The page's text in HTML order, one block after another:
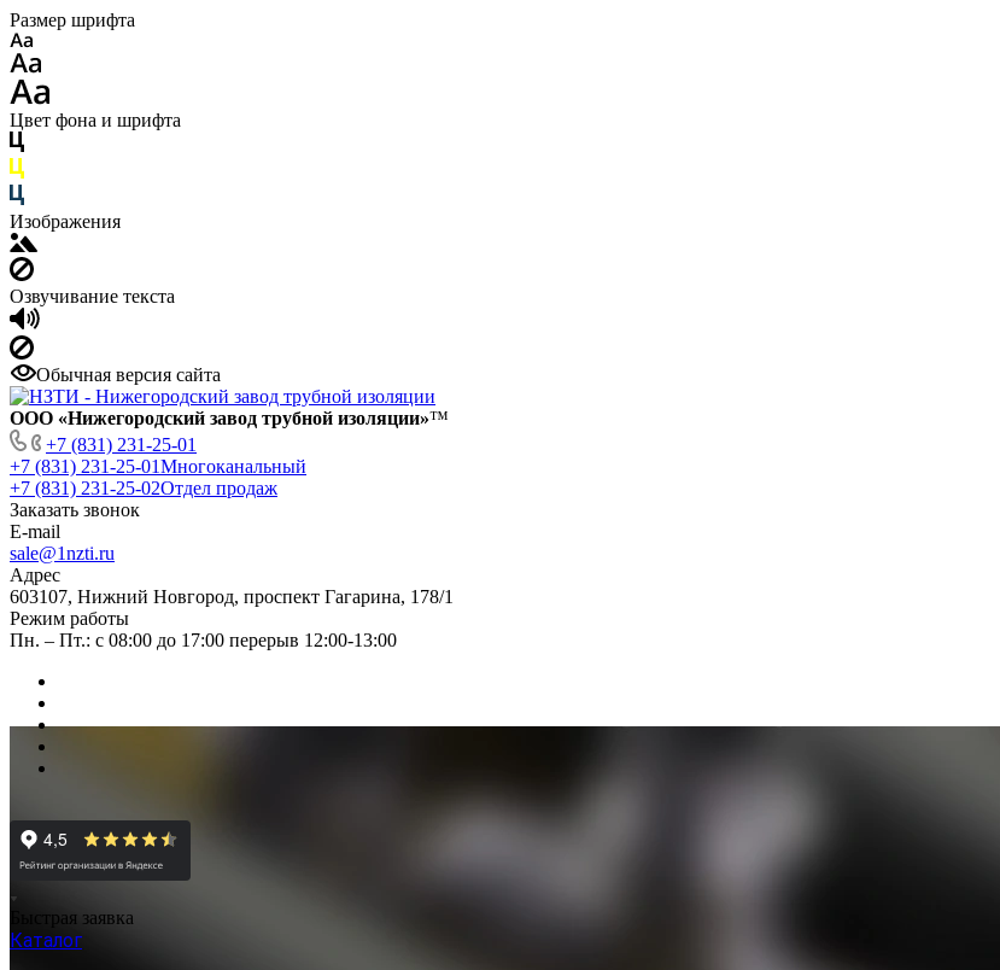
Размер шрифта
Цвет фона и шрифта
Изображения
Озвучивание текста
Обычная версия сайта
ООО «Нижегородский завод трубной изоляции»™
+7 (831) 231-25-01
+7 (831) 231-25-01Многоканальный
+7 (831) 231-25-02Отдел продаж
Заказать звонок
E-mail
sale@1nzti.ru
Адрес
603107, Нижний Новгород, проспект Гагарина, 178/1
Режим работы
Пн. – Пт.: с 08:00 до 17:00 перерыв 12:00-13:00
Быстрая заявка
Каталог